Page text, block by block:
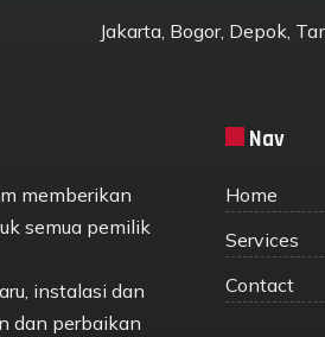
Jakarta, Bogor, Depok,
memberikan
semua pemilik
instalasi dan
dan perbaikan
Nav
Home
Services
Contact